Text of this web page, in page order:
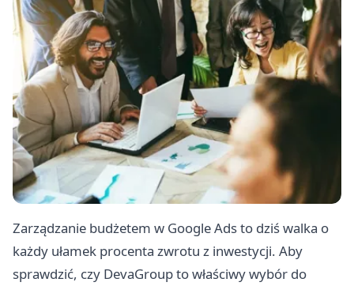
Zarządzanie budżetem w Google Ads to dziś walka o
każdy ułamek procenta zwrotu z inwestycji. Aby
sprawdzić, czy DevaGroup to właściwy wybór do